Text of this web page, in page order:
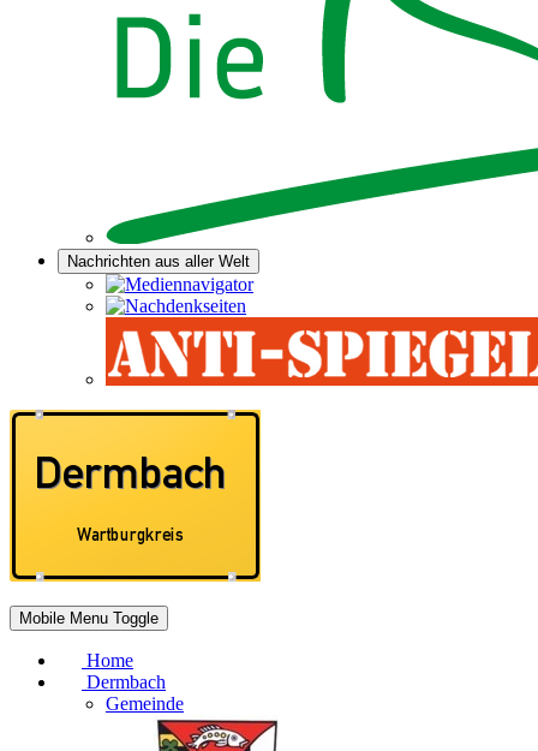
Nachrichten aus aller Welt
Mobile Menu Toggle
Home
Dermbach
Gemeinde